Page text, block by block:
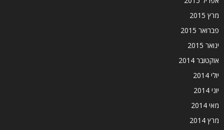
מרץ 2015
פברואר 2015
ינואר 2015
אוקטובר 2014
יולי 2014
יוני 2014
מאי 2014
מרץ 2014